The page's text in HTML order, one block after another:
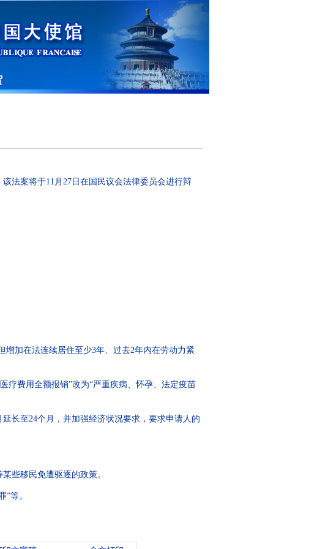
法案将于11月27日在国民议会法律委员会进行辩
增加在法连续居住至少3年、过去2年内在劳动力紧
疗费用全额报销”改为“严重疾病、怀孕、法定疫苗
长至24个月，并加强经济状况要求，要求申请人的
些移民免遭驱逐的政策。
等。